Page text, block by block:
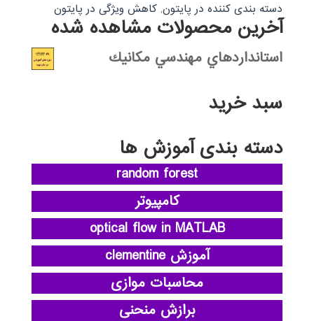
دسته بندی کننده در پایتون, کاهش ویژگی در پایتون
آخرین محصولات مشاهده شده
استانداردهاي مهندسي مكانيك
سبد خرید
دسته بندی آموزش ها
random forest
کامپیوتر
optical flow in MATLAB
آموزش clementine
محاسبات موازی
برازش منحنی